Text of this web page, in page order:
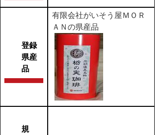
登録
県産
品
有限会社がいそう屋ＭＯＲ
ＡＮの県産品
規